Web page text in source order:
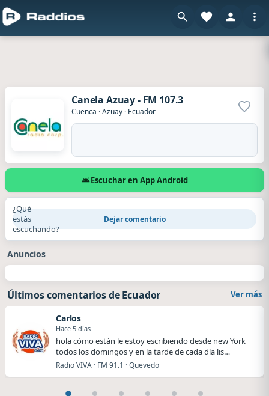
Canela Azuay - FM 107.3
Cuenca ·Azuay · Ecuador
Escuchar en App Android
¿Qué
estás
escuchando?
Dejar comentario
Anuncios
Últimos comentarios de Ecuador Ver más
Carlos
Hace 5 días
hola cómo están le estoy escribiendo desde new York
todos los domingos y en la tarde de cada día lis…
Radio VIVA · FM 91.1 · Quevedo